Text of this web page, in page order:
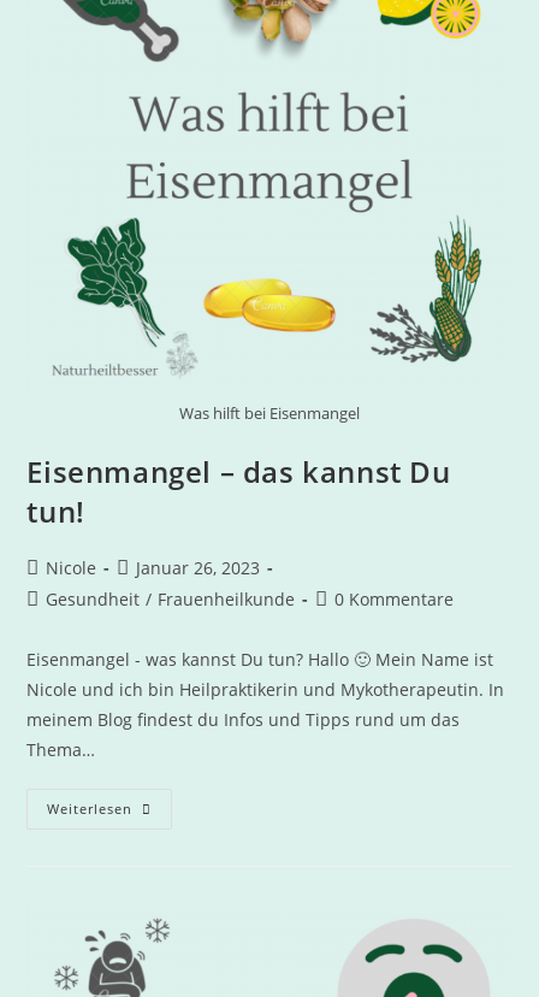
Was hilft bei Eisenmangel
Eisenmangel – das kannst Du
tun!
Nicole
Januar 26, 2023
Gesundheit / Frauenheilkunde 0 Kommentare
Eisenmangel - was kannst Du tun? Hallo 🙂 Mein Name ist
Nicole und ich bin Heilpraktikerin und Mykotherapeutin. In
meinem Blog findest du Infos und Tipps rund um das
Thema…
Weiterlesen